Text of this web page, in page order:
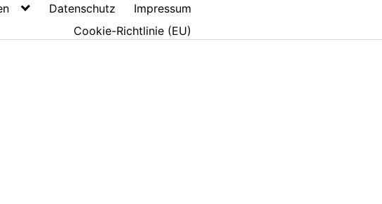
Datenschutz
Impressum
Cookie-Richtlinie (EU)